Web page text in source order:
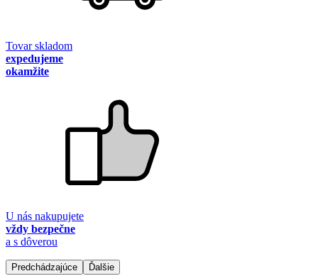
Tovar skladom
expedujeme
okamžite
U nás nakupujete
vždy bezpečne
a s dôverou
Predchádzajúce Ďalšie